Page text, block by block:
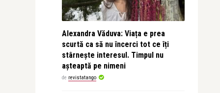
Alexandra Văduva: Viața e prea
scurtă ca să nu încerci tot ce îți
stârnește interesul. Timpul nu
așteaptă pe nimeni
de revistatango